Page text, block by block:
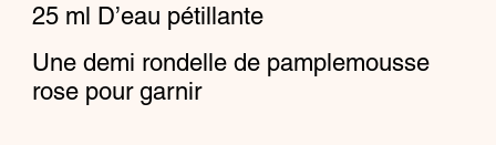
25 ml D’eau pétillante
Une demi rondelle de pamplemousse
rose pour garnir